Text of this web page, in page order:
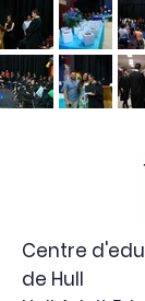
Centre
de Hull